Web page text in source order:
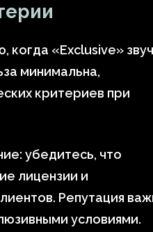
когда «Exclusive»
минимальна,
критериев при
убедитесь, что
лицензии и
Репутация
условиями.